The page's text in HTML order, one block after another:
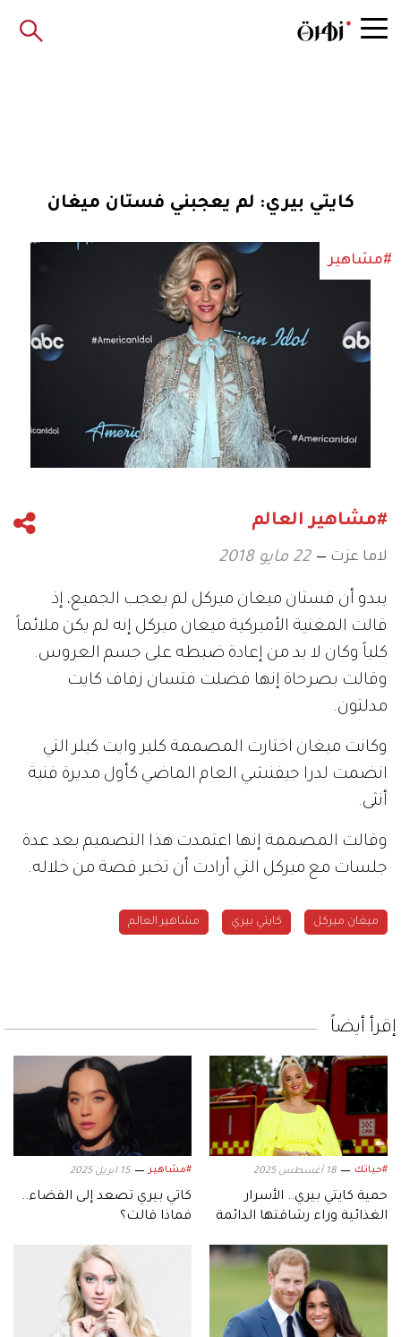
كايتي بيري: لم يعجبني فستان ميغان
#مشاهير
#مشاهير العالم
لاما عزت 22 مايو 2018
يبدو أن فستان ميغان ميركل لم يعجب الجميع، إذ
قالت المغنية الأميركية ميغان ميركل إنه لم يكن ملائماً
كلياً وكان لا بد من إعادة ضبطه على جسم العروس.
وقالت بصرحاة إنها فضلت فتسان زفاف كايت
مدلتون.
وكانت ميغان اختارت المصممة كلير وايت كيلر التي
انضمت لدرا جيفنشي العام الماضي كأول مديرة فنية
أنثى.
وقالت المصممة إنها اعتمدت هذا التصميم بعد عدة
جلسات مع ميركل التي أرادت أن تخبر قصة من خلاله.
ميغان ميركل كايتي بيري مشاهير العالم
إقرأ أيضاً
#حياتك 18 أغسطس 2025
حمية كايتي بيري.. الأسرار
الغذائية وراء رشاقتها الدائمة
#مشاهير 15 ابريل 2025
كاتي بيري تصعد إلى الفضاء..
فماذا قالت؟